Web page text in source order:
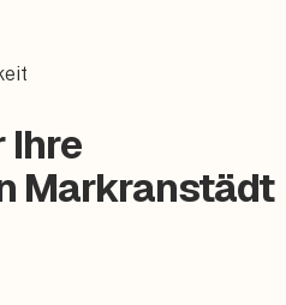
Ihre
Markranstädt